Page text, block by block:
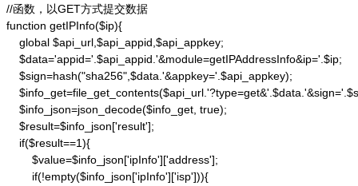
//函数，以GET方式提交数据
function getIPInfo($ip){
    global $api_url,$api_appid,$api_appkey;
    $data='appid='.$api_appid.'&module=getIPAddressInfo&ip='.$ip;
    $sign=hash("sha256",$data.'&appkey='.$api_appkey);
    $info_json=json_decode($info_get, true);
    $result=$info_json['result'];
    if($result==1){
        $value=$info_json['ipInfo']['address'];
        if(!empty($info_json['ipInfo']['isp'])){